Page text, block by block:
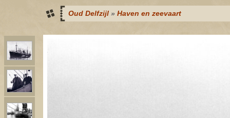
Oud Delfzijl » Haven en zeevaart